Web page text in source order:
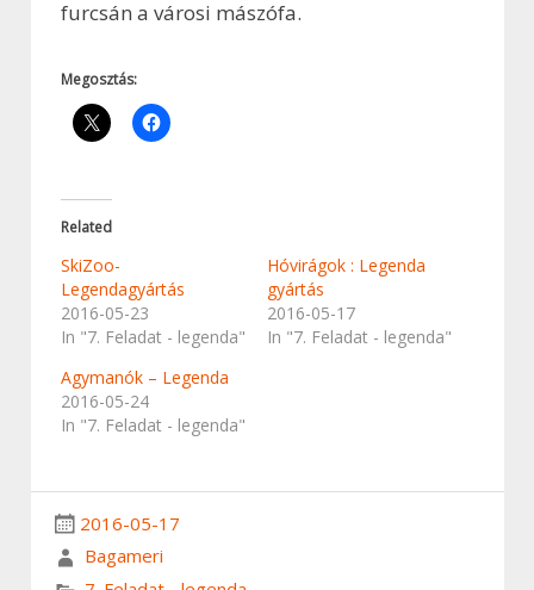
furcsán a városi mászófa.
Megosztás:
Related
SkiZoo-
Legendagyártás
2016-05-23
In "7. Feladat - legenda"
Hóvirágok : Legenda
gyártás
2016-05-17
In "7. Feladat - legenda"
Agymanók – Legenda
2016-05-24
In "7. Feladat - legenda"
2016-05-17
Bagameri